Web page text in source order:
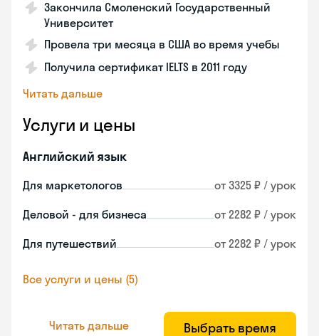
Закончила Смоленский Государственный
Университет
Провела три месяца в США во время учебы
Получила сертификат IELTS в 2011 году
Читать дальше
Услуги и цены
Английский язык
Для маркетологов от 3325 ₽ / урок
Деловой - для бизнеса от 2282 ₽ / урок
Для путешествий от 2282 ₽ / урок
Все услуги и цены (5)
Читать дальше Выбрать время